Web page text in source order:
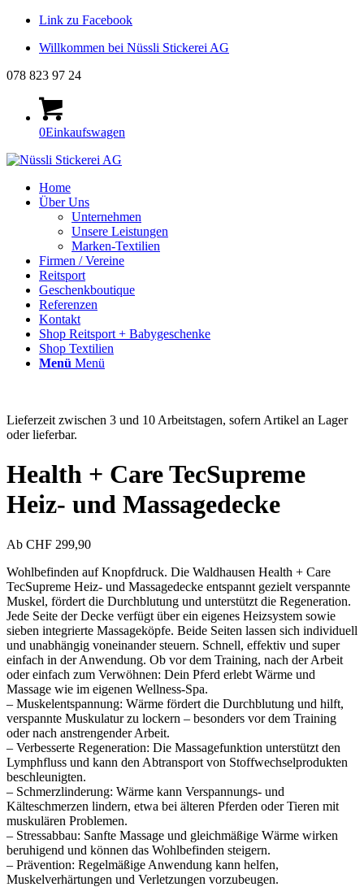
Link zu Facebook
Willkommen bei Nüssli Stickerei AG
078 823 97 24
0Einkaufswagen
Home
Über Uns
Unternehmen
Unsere Leistungen
Marken-Textilien
Firmen / Vereine
Reitsport
Geschenkboutique
Referenzen
Kontakt
Shop Reitsport + Babygeschenke
Shop Textilien
Menü Menü
Lieferzeit zwischen 3 und 10 Arbeitstagen, sofern Artikel an Lager
oder lieferbar.
Health + Care TecSupreme
Heiz- und Massagedecke
Ab CHF 299,90
Wohlbefinden auf Knopfdruck. Die Waldhausen Health + Care
TecSupreme Heiz- und Massagedecke entspannt gezielt verspannte
Muskel, fördert die Durchblutung und unterstützt die Regeneration.
Jede Seite der Decke verfügt über ein eigenes Heizsystem sowie
sieben integrierte Massageköpfe. Beide Seiten lassen sich individuell
und unabhängig voneinander steuern. Schnell, effektiv und super
einfach in der Anwendung. Ob vor dem Training, nach der Arbeit
oder einfach zum Verwöhnen: Dein Pferd erlebt Wärme und
Massage wie im eigenen Wellness-Spa.
– Muskelentspannung: Wärme fördert die Durchblutung und hilft,
verspannte Muskulatur zu lockern – besonders vor dem Training
oder nach anstrengender Arbeit.
– Verbesserte Regeneration: Die Massagefunktion unterstützt den
Lymphfluss und kann den Abtransport von Stoffwechselprodukten
beschleunigten.
– Schmerzlinderung: Wärme kann Verspannungs- und
Kälteschmerzen lindern, etwa bei älteren Pferden oder Tieren mit
muskulären Problemen.
– Stressabbau: Sanfte Massage und gleichmäßige Wärme wirken
beruhigend und können das Wohlbefinden steigern.
– Prävention: Regelmäßige Anwendung kann helfen,
Muskelverhärtungen und Verletzungen vorzubeugen.